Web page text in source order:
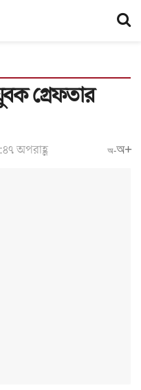
গ্রেফতার
অপরাহ্ণ অ-অ+